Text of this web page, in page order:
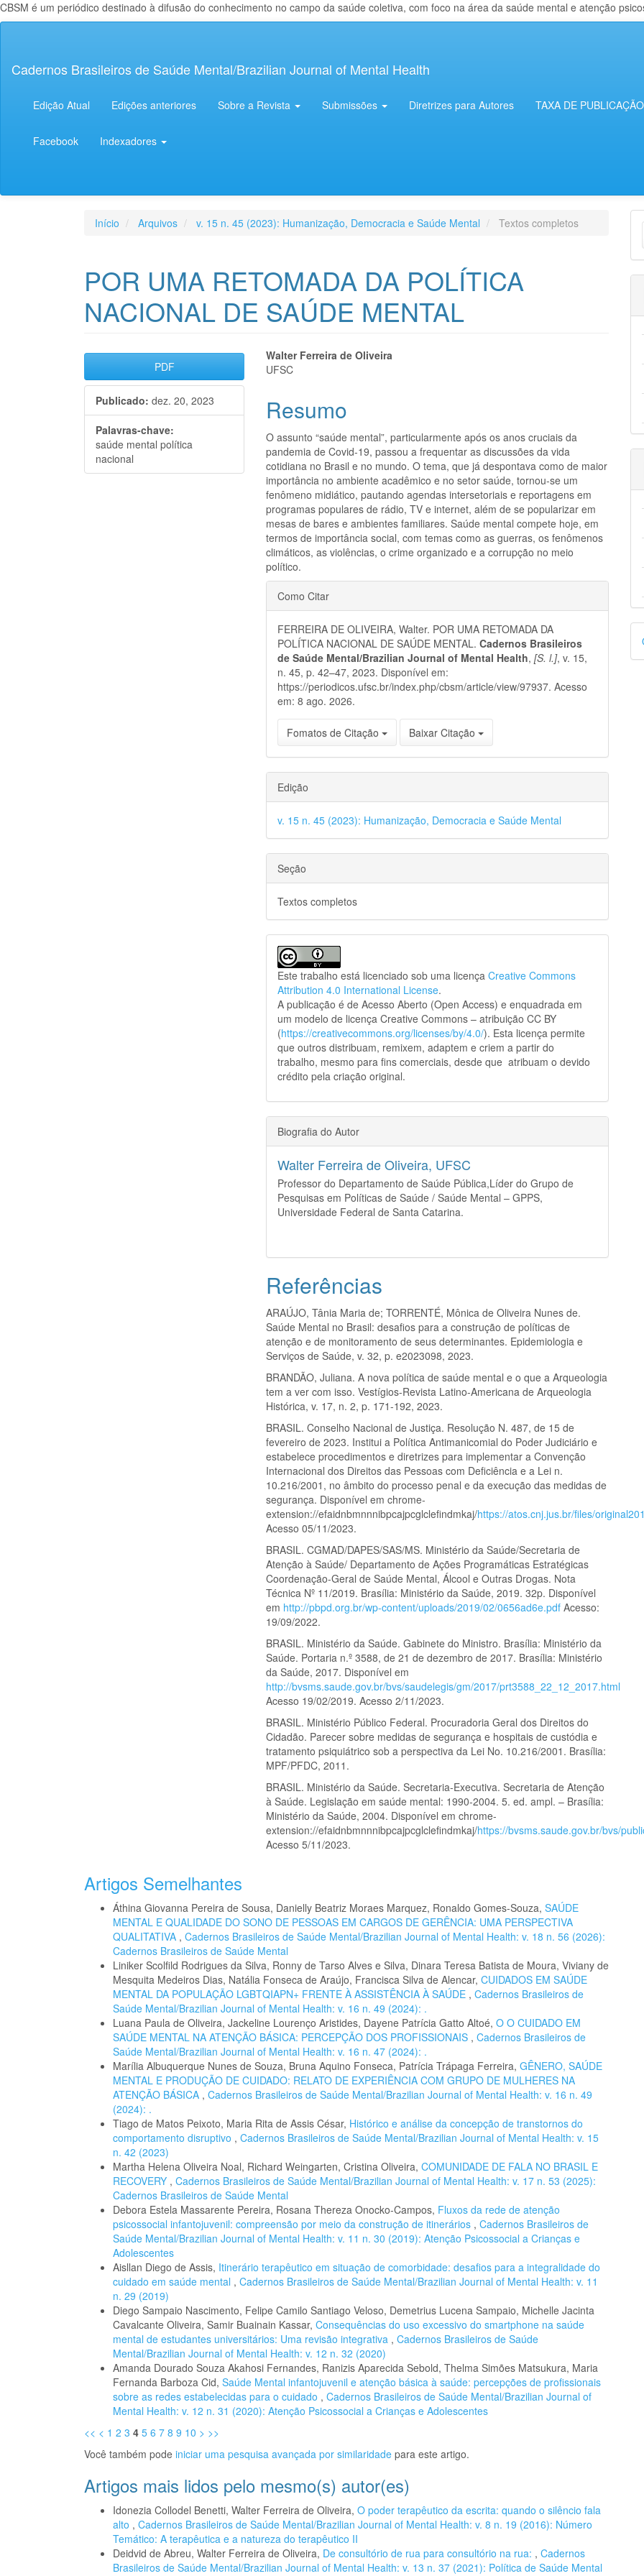
CBSM é um periódico destinado à difusão do conhecimento no campo da saúde coletiva, com foco na área da saúde mental e atenção
principal
Lateral
Cadernos Brasileiros de Saúde Mental/Brazilian Journal of Mental Health
Edição Atual Edições anteriores Sobre a Revista Submissões Diretrizes para Autores TAXA DE PUBLICAÇÃO
Facebook Indexadores
Início Arquivos v. 15 n. 45 (2023): Humanização, Democracia e Saúde Mental Textos completos
POR UMA RETOMADA DA POLÍTICA
NACIONAL DE SAÚDE MENTAL
Barra
lateral
de
artigos
PDF
Publicado: dez. 20, 2023
Palavras-chave:
saúde mental política
nacional
Conteúdo
artigo
principal
Walter Ferreira de Oliveira
UFSC
Resumo
O assunto “saúde mental”, particularmente após os anos cruciais da
pandemia de Covid-19, passou a frequentar as discussões da vida
cotidiana no Brasil e no mundo. O tema, que já despontava como de maior
importância no ambiente acadêmico e no setor saúde, tornou-se um
fenômeno midiático, pautando agendas intersetoriais e reportagens em
programas populares de rádio, TV e internet, além de se popularizar em
mesas de bares e ambientes familiares. Saúde mental compete hoje, em
termos de importância social, com temas como as guerras, os fenômenos
climáticos, as violências, o crime organizado e a corrupção no meio
político.
Detalhes
do
artigo
Como Citar
FERREIRA DE OLIVEIRA, Walter. POR UMA RETOMADA DA
POLÍTICA NACIONAL DE SAÚDE MENTAL.Cadernos Brasileiros
de Saúde Mental/Brazilian Journal of Mental Health,[S. l.], v. 15,
n. 45, p. 42–47, 2023. Disponível em:
https://periodicos.ufsc.br/index.php/cbsm/article/view/97937. Acesso
em: 8 ago. 2026.
Fomatos de Citação Baixar Citação
Edição
v. 15 n. 45 (2023): Humanização, Democracia e Saúde Mental
Seção
Textos completos
Este trabalho está licenciado sob uma licençaCreative Commons
Attribution 4.0 International License.
A publicação é de Acesso Aberto (Open Access) e enquadrada em
um modelo de licença Creative Commons – atribuição CC BY
(https://creativecommons.org/licenses/by/4.0/). Esta licença permite
que outros distribuam, remixem, adaptem e criem a partir do
trabalho, mesmo para fins comerciais, desde que atribuam o devido
crédito pela criação original.
Biografia do Autor
Walter Ferreira de Oliveira, UFSC
Professor do Departamento de Saúde Pública,Líder do Grupo de
Pesquisas em Políticas de Saúde / Saúde Mental – GPPS,
Universidade Federal de Santa Catarina.
Referências
ARAÚJO, Tânia Maria de; TORRENTÉ, Mônica de Oliveira Nunes de.
Saúde Mental no Brasil: desafios para a construção de políticas de
atenção e de monitoramento de seus determinantes. Epidemiologia e
Serviços de Saúde, v. 32, p. e2023098, 2023.
BRANDÃO, Juliana. A nova política de saúde mental e o que a Arqueologia
tem a ver com isso. Vestígios-Revista Latino-Americana de Arqueologia
Histórica, v. 17, n. 2, p. 171-192, 2023.
BRASIL. Conselho Nacional de Justiça. Resolução N. 487, de 15 de
fevereiro de 2023. Institui a Política Antimanicomial do Poder Judiciário e
estabelece procedimentos e diretrizes para implementar a Convenção
Internacional dos Direitos das Pessoas com Deficiência e a Lei n.
10.216/2001, no âmbito do processo penal e da execução das medidas de
segurança. Disponível em chrome-
extension://efaidnbmnnnibpcajpcglclefindmkaj/https://atos.cnj.jus.br/files/
Acesso 05/11/2023.
BRASIL. CGMAD/DAPES/SAS/MS. Ministério da Saúde/Secretaria de
Atenção à Saúde/ Departamento de Ações Programáticas Estratégicas
Coordenação-Geral de Saúde Mental, Álcool e Outras Drogas. Nota
Técnica Nº 11/2019. Brasília: Ministério da Saúde, 2019. 32p. Disponível
em http://pbpd.org.br/wp-content/uploads/2019/02/0656ad6e.pdf Acesso:
19/09/2022.
BRASIL. Ministério da Saúde. Gabinete do Ministro. Brasília: Ministério da
Saúde. Portaria n.º 3588, de 21 de dezembro de 2017. Brasília: Ministério
da Saúde, 2017. Disponível em
http://bvsms.saude.gov.br/bvs/saudelegis/gm/2017/prt3588_22_12_2017.html
Acesso 19/02/2019. Acesso 2/11/2023.
BRASIL. Ministério Público Federal. Procuradoria Geral dos Direitos do
Cidadão. Parecer sobre medidas de segurança e hospitais de custódia e
tratamento psiquiátrico sob a perspectiva da Lei No. 10.216/2001. Brasília:
MPF/PFDC, 2011.
BRASIL. Ministério da Saúde. Secretaria-Executiva. Secretaria de Atenção
à Saúde. Legislação em saúde mental: 1990-2004. 5. ed. ampl. – Brasília:
Ministério da Saúde, 2004. Disponível em chrome-
extension://efaidnbmnnnibpcajpcglclefindmkaj/https://bvsms.saude.gov.br/bvs/
Acesso 5/11/2023.
Artigos Semelhantes
Áthina Giovanna Pereira de Sousa, Danielly Beatriz Moraes Marquez, Ronaldo Gomes-Souza, SAÚDE
MENTAL E QUALIDADE DO SONO DE PESSOAS EM CARGOS DE GERÊNCIA: UMA PERSPECTIVA
QUALITATIVA , Cadernos Brasileiros de Saúde Mental/Brazilian Journal of Mental Health: v. 18 n. 56 (2026):
Cadernos Brasileiros de Saúde Mental
Liniker Scolfild Rodrigues da Silva, Ronny de Tarso Alves e Silva, Dinara Teresa Batista de Moura, Viviany de
Mesquita Medeiros Dias, Natália Fonseca de Araújo, Francisca Silva de Alencar, CUIDADOS EM SAÚDE
MENTAL DA POPULAÇÃO LGBTQIAPN+ FRENTE À ASSISTÊNCIA À SAÚDE , Cadernos Brasileiros de
Saúde Mental/Brazilian Journal of Mental Health: v. 16 n. 49 (2024): .
Luana Paula de Oliveira, Jackeline Lourenço Aristides, Dayene Patrícia Gatto Altoé, O O CUIDADO EM
SAÚDE MENTAL NA ATENÇÃO BÁSICA: PERCEPÇÃO DOS PROFISSIONAIS , Cadernos Brasileiros de
Saúde Mental/Brazilian Journal of Mental Health: v. 16 n. 47 (2024): .
Marília Albuquerque Nunes de Souza, Bruna Aquino Fonseca, Patrícia Trápaga Ferreira, GÊNERO, SAÚDE
MENTAL E PRODUÇÃO DE CUIDADO: RELATO DE EXPERIÊNCIA COM GRUPO DE MULHERES NA
ATENÇÃO BÁSICA , Cadernos Brasileiros de Saúde Mental/Brazilian Journal of Mental Health: v. 16 n. 49
(2024): .
Tiago de Matos Peixoto, Maria Rita de Assis César, Histórico e análise da concepção de transtornos do
comportamento disruptivo , Cadernos Brasileiros de Saúde Mental/Brazilian Journal of Mental Health: v. 15
n. 42 (2023)
Martha Helena Oliveira Noal, Richard Weingarten, Cristina Oliveira, COMUNIDADE DE FALA NO BRASIL E
RECOVERY , Cadernos Brasileiros de Saúde Mental/Brazilian Journal of Mental Health: v. 17 n. 53 (2025):
Cadernos Brasileiros de Saúde Mental
Debora Estela Massarente Pereira, Rosana Thereza Onocko-Campos, Fluxos da rede de atenção
psicossocial infantojuvenil: compreensão por meio da construção de itinerários , Cadernos Brasileiros de
Saúde Mental/Brazilian Journal of Mental Health: v. 11 n. 30 (2019): Atenção Psicossocial a Crianças e
Adolescentes
Aisllan Diego de Assis, Itinerário terapêutico em situação de comorbidade: desafios para a integralidade do
cuidado em saúde mental , Cadernos Brasileiros de Saúde Mental/Brazilian Journal of Mental Health: v. 11
n. 29 (2019)
Diego Sampaio Nascimento, Felipe Camilo Santiago Veloso, Demetrius Lucena Sampaio, Michelle Jacinta
Cavalcante Oliveira, Samir Buainain Kassar, Consequências do uso excessivo do smartphone na saúde
mental de estudantes universitários: Uma revisão integrativa , Cadernos Brasileiros de Saúde
Mental/Brazilian Journal of Mental Health: v. 12 n. 32 (2020)
Amanda Dourado Souza Akahosi Fernandes, Ranizis Aparecida Sebold, Thelma Simões Matsukura, Maria
Fernanda Barboza Cid, Saúde Mental infantojuvenil e atenção básica à saúde: percepções de profissionais
sobre as redes estabelecidas para o cuidado , Cadernos Brasileiros de Saúde Mental/Brazilian Journal of
Mental Health: v. 12 n. 31 (2020): Atenção Psicossocial a Crianças e Adolescentes
<< < 1 2 3 4 5 6 7 8 9 10 > >>
Você também pode iniciar uma pesquisa avançada por similaridade para este artigo.
Artigos mais lidos pelo mesmo(s) autor(es)
Idonezia Collodel Benetti, Walter Ferreira de Oliveira, O poder terapêutico da escrita: quando o silêncio fala
alto , Cadernos Brasileiros de Saúde Mental/Brazilian Journal of Mental Health: v. 8 n. 19 (2016): Número
Temático: A terapêutica e a natureza do terapêutico II
Deidvid de Abreu, Walter Ferreira de Oliveira, De consultório de rua para consultório na rua: , Cadernos
Brasileiros de Saúde Mental/Brazilian Journal of Mental Health: v. 13 n. 37 (2021): Política de Saúde Mental